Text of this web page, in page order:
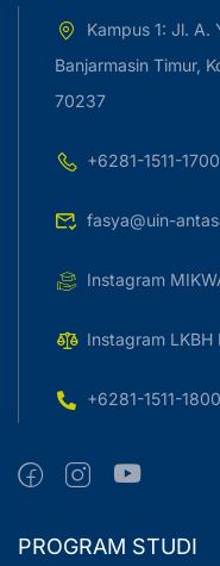
Kampus 1: Jl. A.
Banjarmasin Timur,
70237
+6281-1511-1700
fasya@uin-
Instagram
Instagram LKBH
+6281-1511-
PROGRAM STUDI